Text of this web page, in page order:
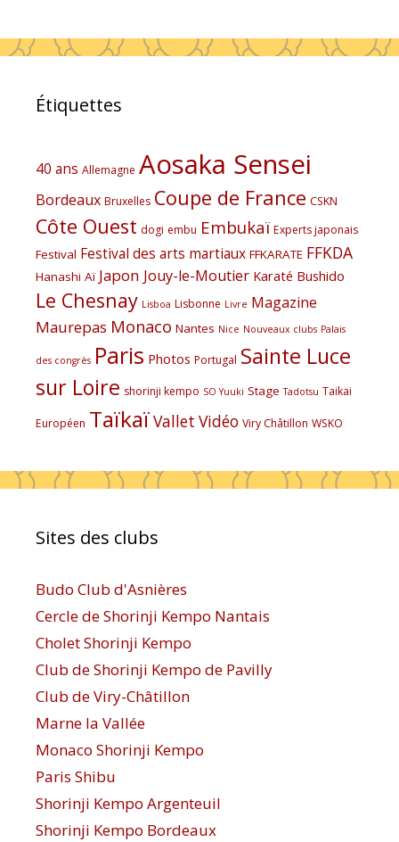
Étiquettes
40 ans Allemagne Aosaka Sensei
Bordeaux Bruxelles Coupe de France CSKN
Côte Ouest dogi embu Embukaï Experts japonais
Festival Festival des arts martiaux FFKARATE FFKDA
Hanashi Aï Japon Jouy-le-Moutier Karaté Bushido
Le Chesnay Lisboa Lisbonne Livre Magazine
Maurepas Monaco Nantes Nice Nouveaux clubs Palais
des congrès Paris Photos Portugal Sainte Luce
sur Loire shorinji kempo SO Yuuki Stage Tadotsu Taikai
Européen TaïkaïVallet Vidéo Viry Châtillon WSKO
Sites des clubs
Budo Club d'Asnières
Cercle de Shorinji Kempo Nantais
Cholet Shorinji Kempo
Club de Shorinji Kempo de Pavilly
Club de Viry-Châtillon
Marne la Vallée
Monaco Shorinji Kempo
Paris Shibu
Shorinji Kempo Argenteuil
Shorinji Kempo Bordeaux